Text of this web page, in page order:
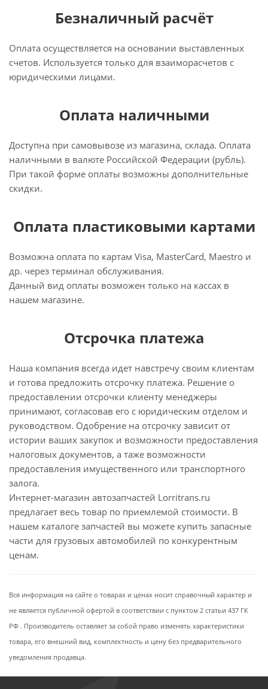
Безналичный расчёт
Оплата осуществляется на основании выставленных
счетов. Используется только для взаиморасчетов с
юридическими лицами.
Оплата наличными
Доступна при самовывозе из магазина, склада. Оплата
наличными в валюте Российской Федерации (рубль).
При такой форме оплаты возможны дополнительные
скидки.
Оплата пластиковыми картами
Возможна оплата по картам Visa, MasterCard, Maestro и
др. через терминал обслуживания.
Данный вид оплаты возможен только на кассах в
нашем магазине.
Отсрочка платежа
Наша компания всегда идет навстречу своим клиентам
и готова предложить отсрочку платежа. Решение о
предоставлении отсрочки клиенту менеджеры
принимают, согласовав его с юридическим отделом и
руководством. Одобрение на отсрочку зависит от
истории ваших закупок и возможности предоставления
налоговых документов, а таже возможности
предоставления имущественного или транспортного
залога.
Интернет-магазин автозапчастей Lorritrans.ru
предлагает весь товар по приемлемой стоимости. В
нашем каталоге запчастей вы можете купить запасные
части для грузовых автомобилей по конкурентным
ценам.
Вся информация на сайте о товарах и ценах носит справочный характер и
не является публичной офертой в соответствии с пунктом 2 статьи 437 ГК
РФ . Производитель оставляет за собой право изменять характеристики
товара, его внешний вид, комплектность и цену без предварительного
уведомления продавца.